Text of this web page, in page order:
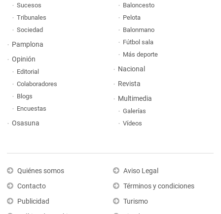
Sucesos
Tribunales
Sociedad
Pamplona
Opinión
Editorial
Colaboradores
Blogs
Encuestas
Osasuna
Baloncesto
Pelota
Balonmano
Fútbol sala
Más deporte
Nacional
Revista
Multimedia
Galerías
Vídeos
Quiénes somos
Contacto
Publicidad
Aviso Legal
Términos y condiciones
Turismo